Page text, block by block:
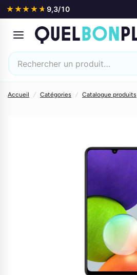
★★★★★
★★★★★ 9,3/10
Accueil / Catégories / Catalogue produits